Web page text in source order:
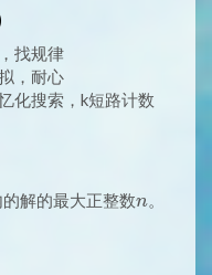
找规律
，耐心
化搜索，k短路计数
解的最大正整数n
n。